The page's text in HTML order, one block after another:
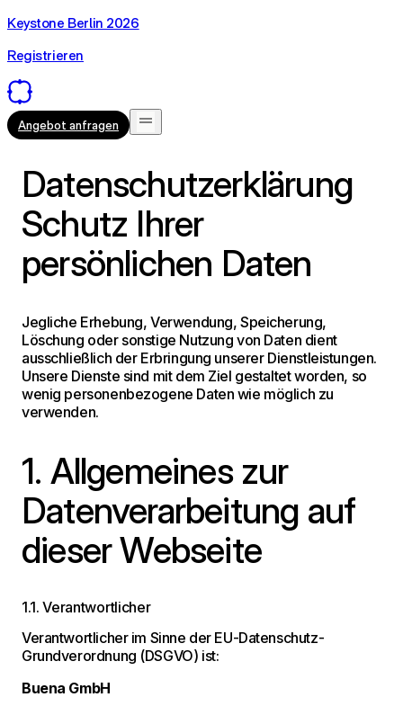
Keystone Berlin 2026
Registrieren
Angebot anfragen
Datenschutzerklärung
Schutz Ihrer
persönlichen Daten
Jegliche Erhebung, Verwendung, Speicherung,
Löschung oder sonstige Nutzung von Daten dient
ausschließlich der Erbringung unserer Dienstleistungen.
Unsere Dienste sind mit dem Ziel gestaltet worden, so
wenig personenbezogene Daten wie möglich zu
verwenden.
1. Allgemeines zur
Datenverarbeitung auf
dieser Webseite
1.1. Verantwortlicher
Verantwortlicher im Sinne der EU-Datenschutz-
Grundverordnung (DSGVO) ist:
Buena GmbH